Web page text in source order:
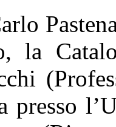
la
presso